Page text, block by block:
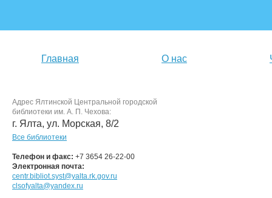
Главная О нас
Адрес Ялтинской Центральной городской
библиотеки им. А. П. Чехова:
г. Ялта, ул. Морская, 8/2
Все библиотеки
Телефон и факс: +7 3654 26-22-00
Электронная почта:
centr.bibliot.syst@yalta.rk.gov.ru
clsofyalta@yandex.ru